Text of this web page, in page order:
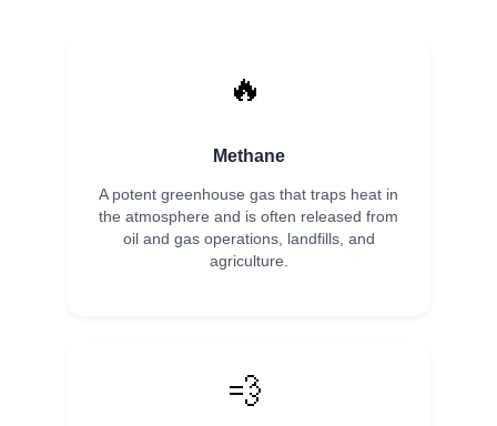
🔥
Methane
A potent greenhouse gas that traps heat in
the atmosphere and is often released from
oil and gas operations, landfills, and
agriculture.
💨